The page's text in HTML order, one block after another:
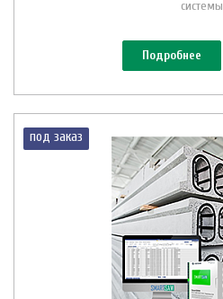
системы
Подробнее
под заказ